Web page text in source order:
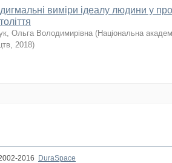
виміри ідеалу людини у
Ольга Володимирівна (Національна
, 2018)
2016
DuraSpace